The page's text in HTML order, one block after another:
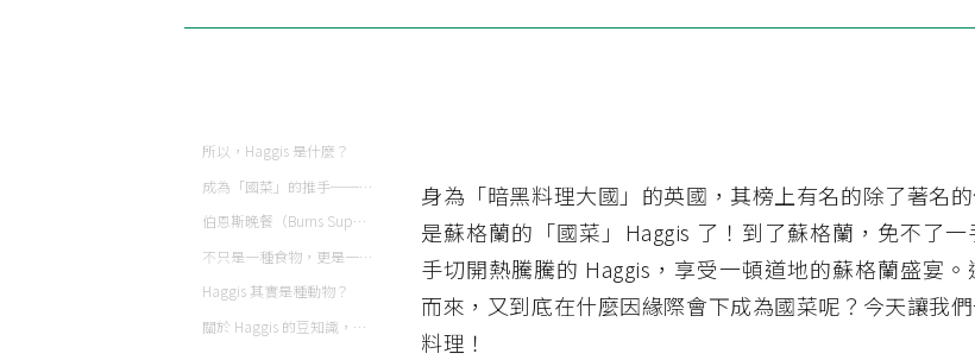
所以，Haggis 是什麼？
成為「國菜」的推手──大詩人羅伯特．伯恩斯 (Robert Burns)
伯恩斯晚餐（Burns Supper）
不只是一種食物，更是一種運動
Haggis 其實是種動物？
關於 Haggis 的豆知識，你知道幾個？
身為「暗黑料理大國」的英國，其榜上有名的除了著名
是蘇格蘭的「國菜」Haggis 了！到了蘇格蘭，免不了
手切開熱騰騰的 Haggis，享受一頓道地的蘇格蘭盛宴
而來，又到底在什麼因緣際會下成為國菜呢？今天讓我
料理！